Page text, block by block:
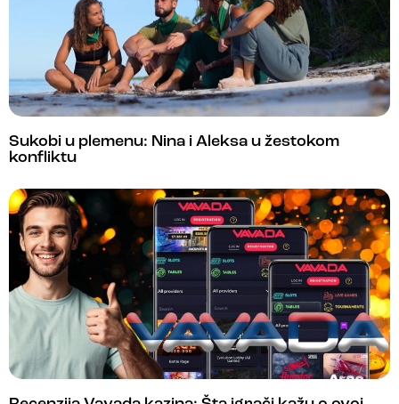
Sukobi u plemenu: Nina i Aleksa u žestokom
konfliktu